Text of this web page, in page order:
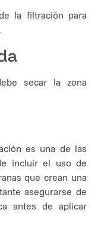
la filtración para
secar la zona
es una de las
incluir el uso de
que crean una
asegurarse de
antes de aplicar